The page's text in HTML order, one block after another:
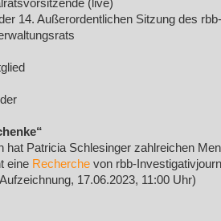
(live)
14. Außerordentlichen Sitzung des
hat Patricia Schlesinger zahlreichen
eine Recherche von rbb-
17.06.2023, 11:00 Uhr)